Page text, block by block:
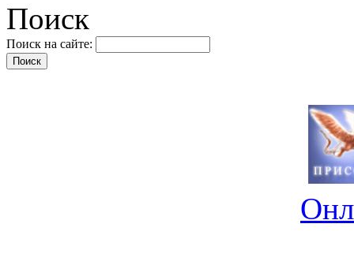
Поиск
Поиск на сайте: